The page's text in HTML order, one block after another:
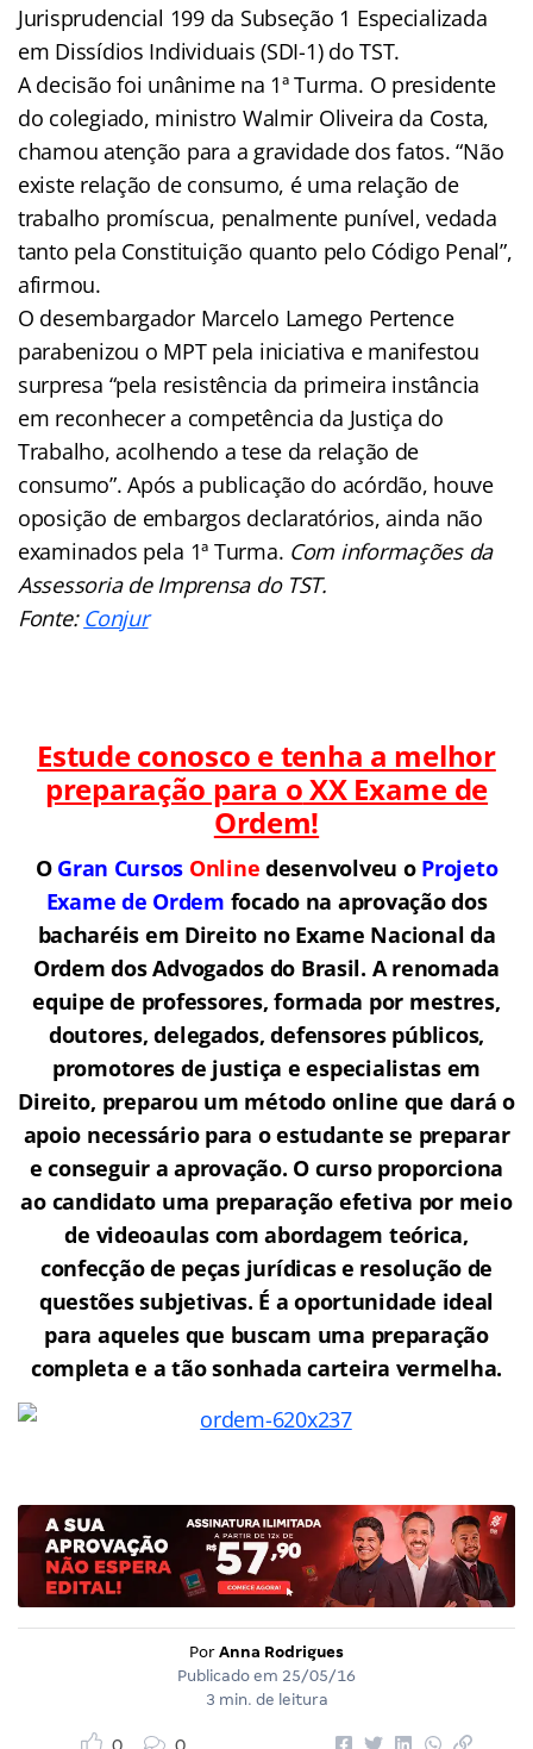
Jurisprudencial 199 da Subseção 1 Especializada
em Dissídios Individuais (SDI-1) do TST.
A decisão foi unânime na 1ª Turma. O presidente
do colegiado, ministro Walmir Oliveira da Costa,
chamou atenção para a gravidade dos fatos. “Não
existe relação de consumo, é uma relação de
trabalho promíscua, penalmente punível, vedada
tanto pela Constituição quanto pelo Código Penal”,
afirmou.
O desembargador Marcelo Lamego Pertence
parabenizou o MPT pela iniciativa e manifestou
surpresa “pela resistência da primeira instância
em reconhecer a competência da Justiça do
Trabalho, acolhendo a tese da relação de
consumo”. Após a publicação do acórdão, houve
oposição de embargos declaratórios, ainda não
examinados pela 1ª Turma. Com informações da
Assessoria de Imprensa do TST.
Fonte: Conjur
Estude conosco e tenha a melhor
preparação para oXX Exame de
Ordem!
O Gran Cursos Online desenvolveu o Projeto
Exame de Ordem focado na aprovação dos
bacharéis em Direito no Exame Nacional da
Ordem dos Advogados do Brasil. A renomada
equipe de professores, formada por mestres,
doutores, delegados, defensores públicos,
promotores de justiça e especialistas em
Direito, preparou um método online que dará o
apoio necessário para o estudante se preparar
e conseguir a aprovação. O curso proporciona
ao candidato uma preparação efetiva por meio
de videoaulas com abordagem teórica,
confecção de peças jurídicas e resolução de
questões subjetivas. É a oportunidade ideal
para aqueles que buscam uma preparação
completa e a tão sonhada carteira vermelha.
Por Anna Rodrigues
Publicado em 25/05/16
3 min. de leitura